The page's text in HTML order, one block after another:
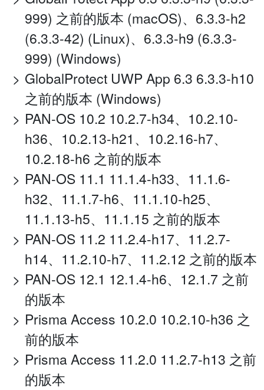
999) 之前的版本 (macOS)、6.3.3-h2
(6.3.3-42) (Linux)、6.3.3-h9 (6.3.3-
999) (Windows)
GlobalProtect UWP App 6.3 6.3.3-h10
之前的版本 (Windows)
PAN-OS 10.2 10.2.7-h34、10.2.10-
h36、10.2.13-h21、10.2.16-h7、
10.2.18-h6 之前的版本
PAN-OS 11.1 11.1.4-h33、11.1.6-
h32、11.1.7-h6、11.1.10-h25、
11.1.13-h5、11.1.15 之前的版本
PAN-OS 11.2 11.2.4-h17、11.2.7-
h14、11.2.10-h7、11.2.12 之前的版本
PAN-OS 12.1 12.1.4-h6、12.1.7 之前
的版本
Prisma Access 10.2.0 10.2.10-h36 之
前的版本
Prisma Access 11.2.0 11.2.7-h13 之前
的版本